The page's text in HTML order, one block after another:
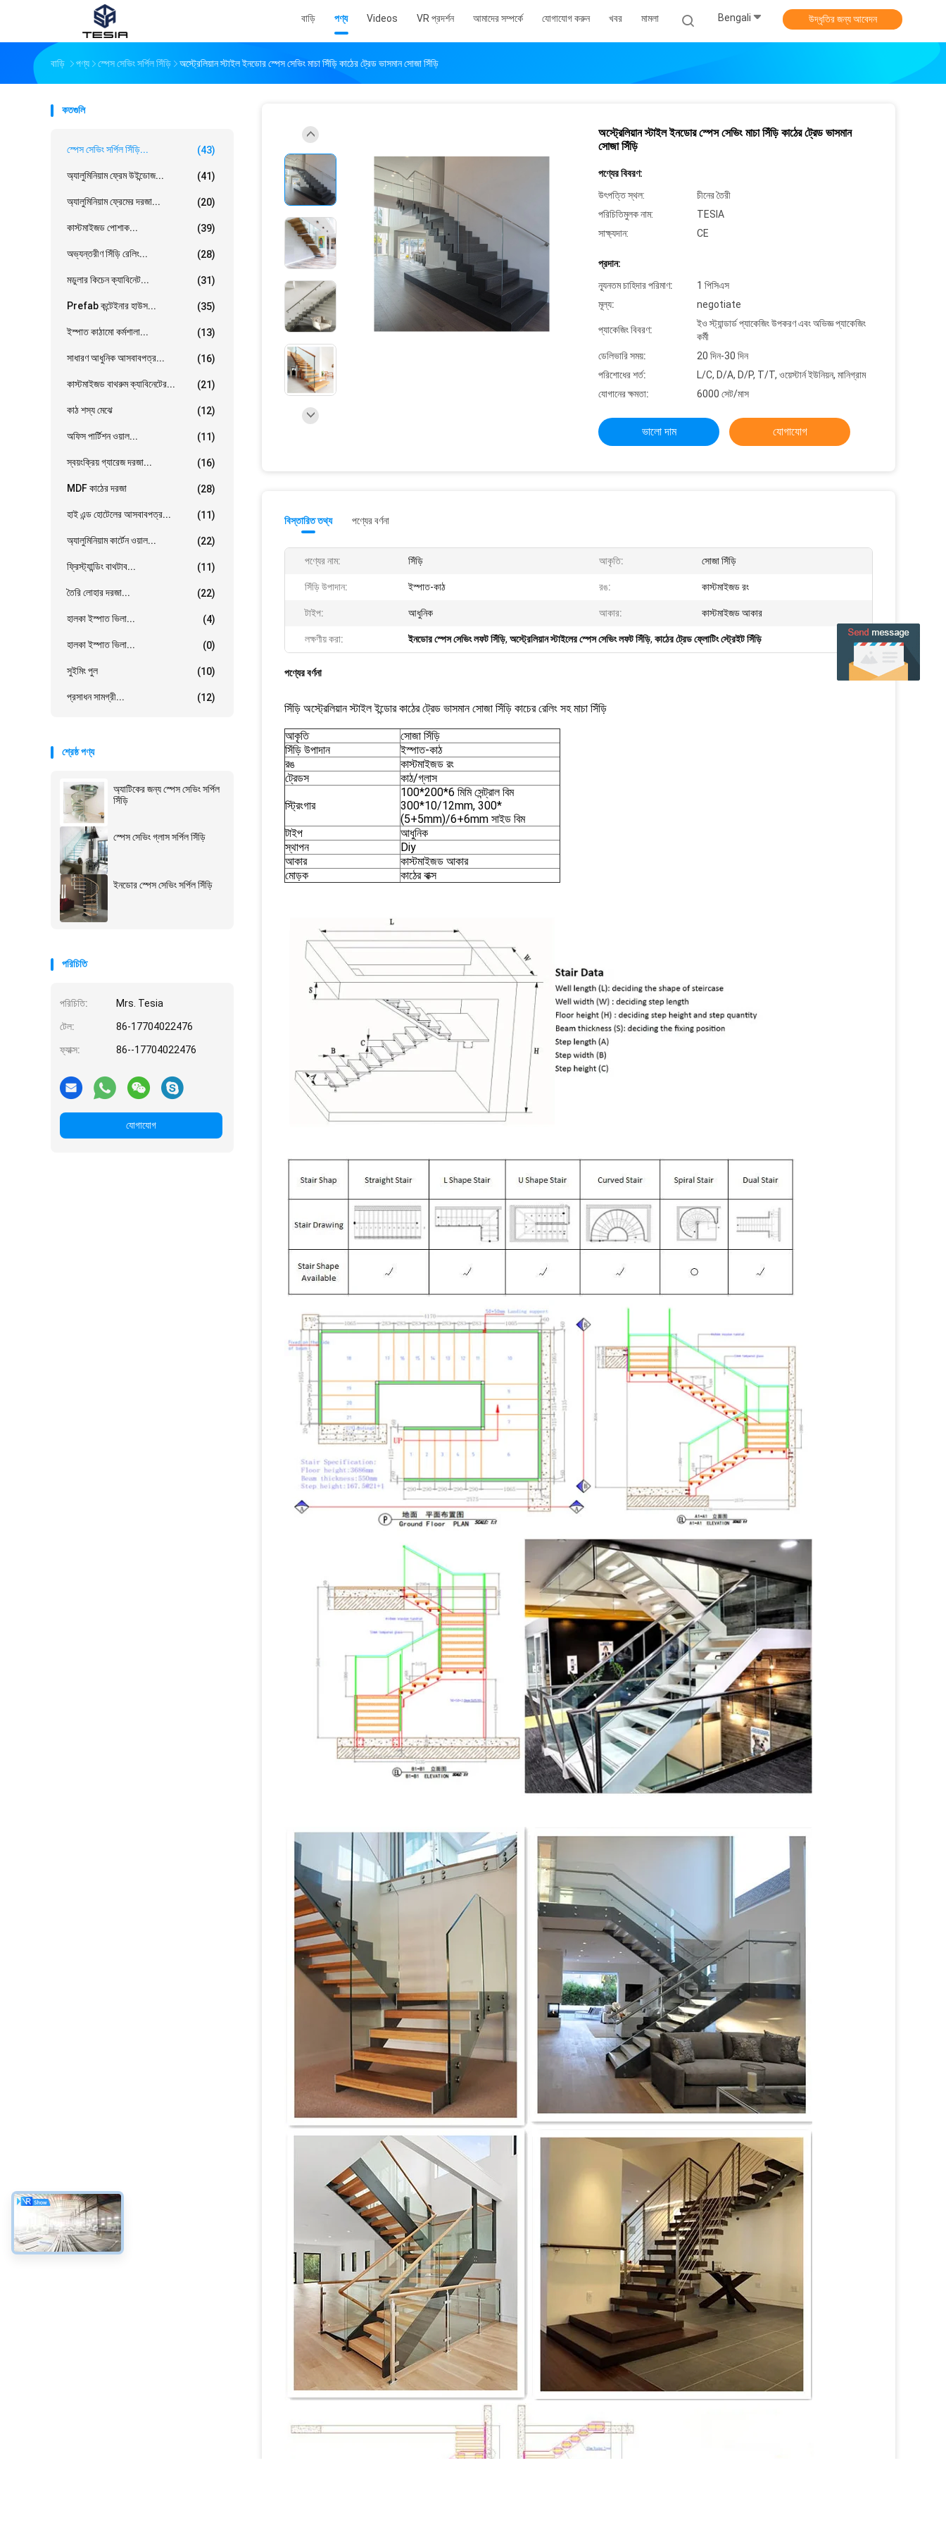
বাড়ি পণ্য Videos VR প্রদর্শন আমাদের সম্পর্কে যোগাযোগ করুন খবর মামলা Bengali উদ্ধৃতির জন্য আবেদন
বাড়ি পণ্য স্পেস সেভিং সর্পিল সিঁড়ি অস্ট্রেলিয়ান স্টাইল ইনডোর স্পেস সেভিং মাচা সিঁড়ি কাঠের ট্রেড ভাসমান সোজা সিঁড়ি
কতগুলি
স্পেস সেভিং সর্পিল সিঁড়ি... (43)
অ্যালুমিনিয়াম ফ্রেম উইন্ডোজ... (41)
অ্যালুমিনিয়াম ফ্রেমের দরজা... (20)
কাস্টমাইজড পোশাক... (39)
অভ্যন্তরীণ সিঁড়ি রেলিং... (28)
মডুলার কিচেন ক্যাবিনেট... (31)
Prefab কন্টেইনার হাউস... (35)
ইস্পাত কাঠামো কর্মশালা... (13)
সাধারণ আধুনিক আসবাবপত্র... (16)
কাস্টমাইজড বাথরুম ক্যাবিনেটের... (21)
কাঠ শস্য মেঝে (12)
অফিস পার্টিশন ওয়াল... (11)
স্বয়ংক্রিয় গ্যারেজ দরজা... (16)
MDF কাঠের দরজা (28)
হাই এন্ড হোটেলের আসবাবপত্র... (11)
অ্যালুমিনিয়াম কার্টেন ওয়াল... (22)
ফ্রিস্ট্যান্ডিং বাথটাব... (11)
তৈরি লোহার দরজা... (22)
হালকা ইস্পাত ভিলা... (4)
হালকা ইস্পাত ভিলা... (0)
সুইমিং পুল (10)
প্রসাধন সামগ্রী... (12)
শ্রেষ্ঠ পণ্য
অ্যাটিকের জন্য স্পেস সেভিং সর্পিল
সিঁড়ি
স্পেস সেভিং গ্লাস সর্পিল সিঁড়ি
ইনডোর স্পেস সেভিং সর্পিল সিঁড়ি
পরিচিতি
পরিচিতি: Mrs. Tesia
টেল: 86-17704022476
ফ্যাক্স: 86--17704022476
যোগাযোগ
অস্ট্রেলিয়ান স্টাইল ইনডোর স্পেস সেভিং মাচা সিঁড়ি কাঠের ট্রেড ভাসমান
সোজা সিঁড়ি
পণ্যের বিবরণ:
উৎপত্তি স্থল:
চীনের তৈরী
পরিচিতিমুলক নাম:
TESIA
সাক্ষ্যদান:
CE
প্রদান:
ন্যূনতম চাহিদার পরিমাণ:
1 পিসিএস
মূল্য:
negotiate
প্যাকেজিং বিবরণ:
ইও স্ট্যান্ডার্ড প্যাকেজিং উপকরণ এবং অভিজ্ঞ প্যাকেজিং
কর্মী
ডেলিভারি সময়:
20 দিন-30 দিন
পরিশোধের শর্ত:
L/C, D/A, D/P, T/T, ওয়েস্টার্ন ইউনিয়ন, মানিগ্রাম
যোগানের ক্ষমতা:
6000 সেট/মাস
ভালো দাম যোগাযোগ
বিস্তারিত তথ্য পণ্যের বর্ণনা
পণ্যের নাম: সিঁড়ি আকৃতি: সোজা সিঁড়ি
সিঁড়ি উপাদান: ইস্পাত-কাঠ রঙ: কাস্টমাইজড রং
টাইপ: আধুনিক আকার: কাস্টমাইজড আকার
লক্ষণীয় করা: ইনডোর স্পেস সেভিং লফট সিঁড়ি, অস্ট্রেলিয়ান স্টাইলের স্পেস সেভিং লফট সিঁড়ি, কাঠের ট্রেড ফ্লোটিং স্ট্রেইট সিঁড়ি
পণ্যের বর্ণনা
সিঁড়ি অস্ট্রেলিয়ান স্টাইল ইন্ডোর কাঠের ট্রেড ভাসমান সোজা সিঁড়ি কাচের রেলিং সহ মাচা সিঁড়ি
আকৃতি
সোজা সিঁড়ি
সিঁড়ি উপাদান
ইস্পাত-কাঠ
রঙ
কাস্টমাইজড রং
ট্রেডস
কাঠ/গ্লাস
স্ট্রিংগার
100*200*6 মিমি সেন্ট্রাল বিম
300*10/12mm, 300*
(5+5mm)/6+6mm সাইড বিম
টাইপ
আধুনিক
স্থাপন
Diy
আকার
কাস্টমাইজড আকার
মোড়ক
কাঠের বাক্স